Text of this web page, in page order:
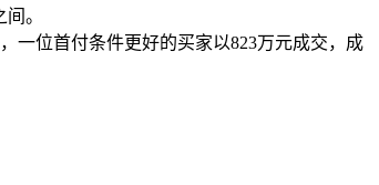
。
一位首付条件更好的买家以823万元成交，成